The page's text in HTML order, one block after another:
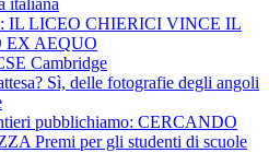
italiana
IL LICEO CHIERICI VINCE IL
EX AEQUO
Cambridge
Sì, delle fotografie degli angoli
pubblichiamo: CERCANDO
Premi per gli studenti di scuole